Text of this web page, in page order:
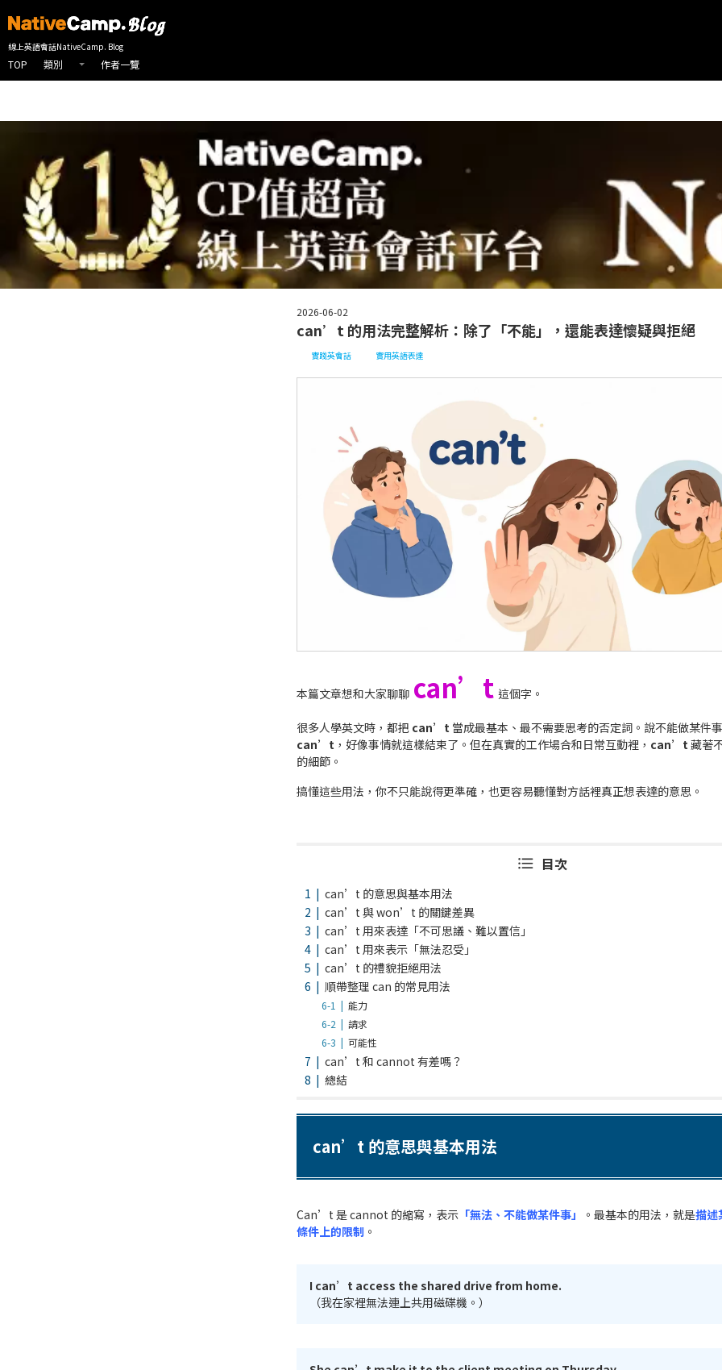
線上英會話首頁 NativeCamp 英會話部落格
線上英語會話NativeCamp. Blog
TOP 類別 作者一覽
2026-06-02
can’t 的用法完整解析：除了「不能」，還能表達懷疑與拒絕
實踐英會話 實用英語表達
本篇文章想和大家聊聊 can’t 這個字。
很多人學英文時，都把 can’t 當成最基本、最不需要思考的否定詞。說不能做某件
can’t ，好像事情就這樣結束了。但在真實的工作場合和日常互動裡， can’t藏著
的細節。
搞懂這些用法，你不只能說得更準確，也更容易聽懂對方話裡真正想表達的意思。
目次
can’t 的意思與基本用法
can’t 與 won’t 的關鍵差異
can’t 用來表達「不可思議、難以置信」
can’t 用來表示「無法忍受」
can’t 的禮貌拒絕用法
順帶整理 can 的常見用法
能力
請求
可能性
can’t 和 cannot 有差嗎？
總結
can’t 的意思與基本用法
Can’t 是 cannot 的縮寫，表示 「無法、不能做某件事」 。最基本的用法，就是描述
條件上的限制 。
I can’t access the shared drive from home.
（我在家裡無法連上共用磁碟機。）